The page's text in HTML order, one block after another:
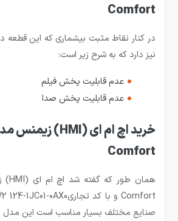
Comfort
در کنار نقاط مثبت بیشماری که این قطعه
نیز دارد که به شرح زیر است:
عدم قابلیت پخش فیلم
عدم قابلیت پخش صدا
Comfort
صنایع مختلف بسیار مناسب است این مدل